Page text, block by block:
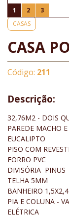
1 2
3
CASAS
CASA
Código: 211
Descrição:
32,76M2 - DOIS
PAREDE MACHO
EUCALIPTO
PISO COM
FORRO PVC
DIVISÓRIA PINUS
TELHA 5MM
BANHEIRO
PIA E COLUNA -
ELÉTRICA